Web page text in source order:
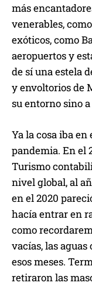
más
venerables,
exóticos, como
aeropuertos y
de sí una estela
y envoltorios de
su entorno sino
Ya la cosa iba
pandemia. En el
Turismo
nivel global, al
en el 2020
hacía entrar en
como
vacías, las aguas
esos meses.
retiraron las